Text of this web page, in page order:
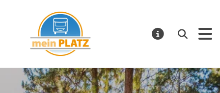
Suchen